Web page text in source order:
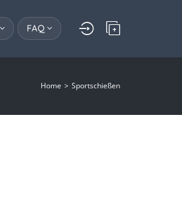
FAQ
Home Sportschießen